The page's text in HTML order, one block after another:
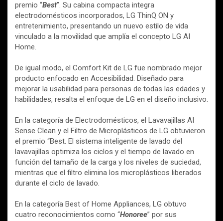
premio “Best”. Su cabina compacta integra
electrodomésticos incorporados, LG ThinQ ON y
entretenimiento, presentando un nuevo estilo de vida
vinculado a la movilidad que amplía el concepto LG AI
Home.
De igual modo, el Comfort Kit de LG fue nombrado mejor
producto enfocado en Accesibilidad. Diseñado para
mejorar la usabilidad para personas de todas las edades y
habilidades, resalta el enfoque de LG en el diseño inclusivo.
En la categoría de Electrodomésticos, el Lavavajillas AI
Sense Clean y el Filtro de Microplásticos de LG obtuvieron
el premio “Best. El sistema inteligente de lavado del
lavavajillas optimiza los ciclos y el tiempo de lavado en
función del tamaño de la carga y los niveles de suciedad,
mientras que el filtro elimina los microplásticos liberados
durante el ciclo de lavado.
En la categoría Best of Home Appliances, LG obtuvo
cuatro reconocimientos como “Honoree” por sus